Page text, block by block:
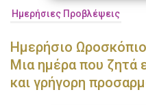
Ημερήσιες Προβλέψεις
Ημερήσιο
Μια ημέρα που ζητά
και γρήγορη